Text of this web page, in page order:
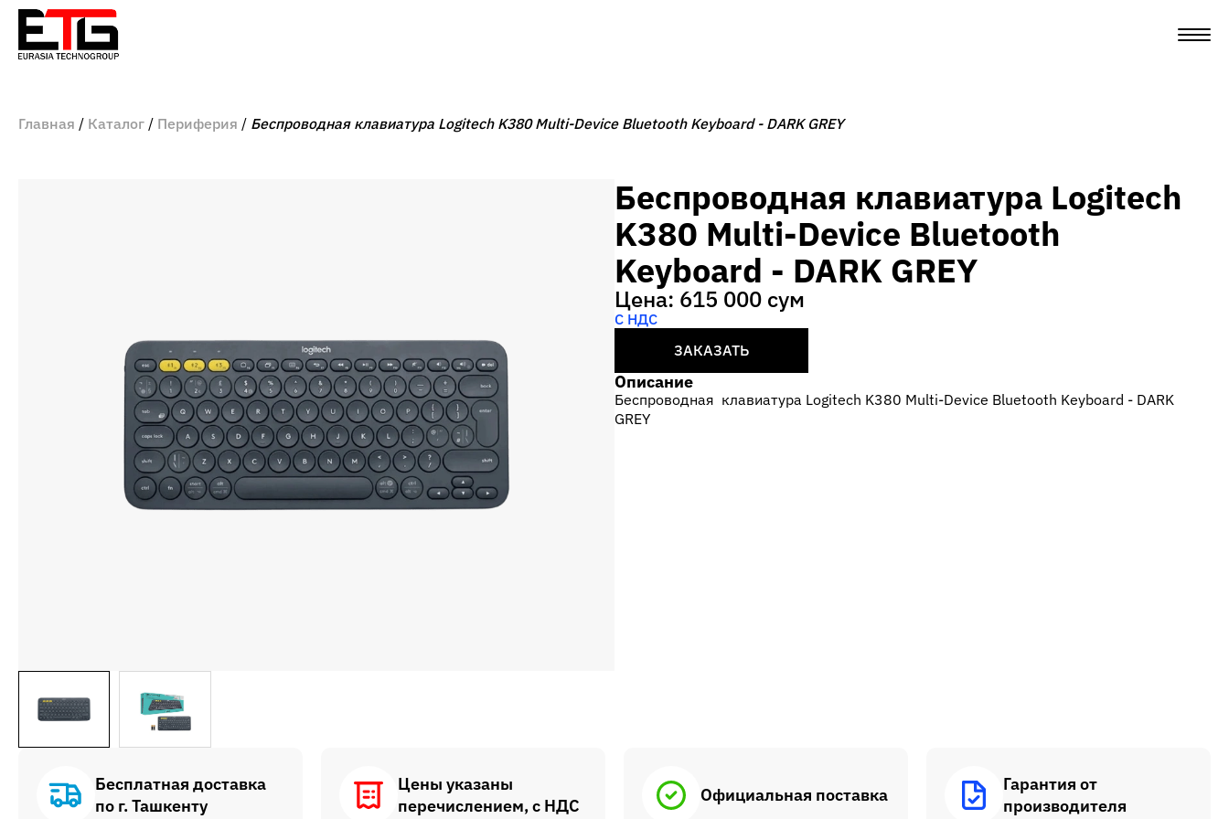
Главная Каталог Периферия Беспроводная клавиатура Logitech K380 Multi-Device Bluetooth Keyboard - DARK GREY
Беспроводная клавиатура Logitech
K380 Multi-Device Bluetooth
Keyboard - DARK GREY
Цена: 615 000 сум
С НДС
ЗАКАЗАТЬ
Описание
Беспроводная клавиатура Logitech K380 Multi-Device Bluetooth Keyboard - DARK
GREY
Бесплатная доставка
по г. Ташкенту
Цены указаны
перечислением, с НДС
Официальная поставка
Гарантия от
производителя